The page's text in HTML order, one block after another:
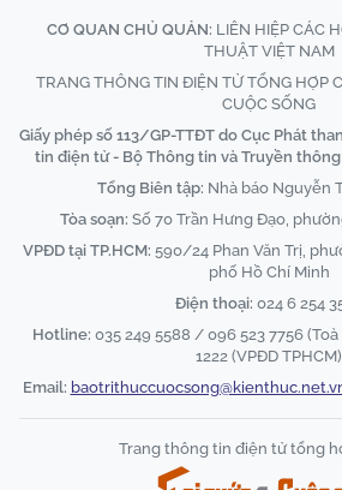
CƠ QUAN CHỦ QUẢN: LIÊN HIỆP CÁC
THUẬT VIỆT NAM
TRANG THÔNG TIN ĐIỆN TỬ TỔNG HỢP
CUỘC SỐNG
Giấy phép số 113/GP-TTĐT do Cục Phát
tin điện tử - Bộ Thông tin và Truyền
Tổng Biên tập: Nhà báo Nguyễn
Tòa soạn: Số 70 Trần Hưng Đạo,
VPĐD tại TP.HCM: 590/24 Phan Văn Trị,
phố Hồ Chí Minh
Điện thoại: 024 6 254
Hotline: 035 249 5588 / 096 523 7756
1222 (VPĐD TPHCM)
Email:
Trang thông tin điện tử tổng